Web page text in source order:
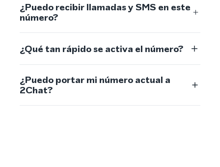
¿Puedo recibir llamadas y SMS en este
número?
¿Qué tan rápido se activa el número?
¿Puedo portar mi número actual a
2Chat?